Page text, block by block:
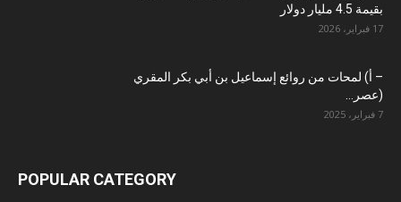
بقيمة 4.5 مليار دولار
17 فبراير، 2026
– أ) لمحات من روائع إسماعيل بن أبي بكر المقري
(عصر...
7 فبراير، 2025
POPULAR CATEGORY